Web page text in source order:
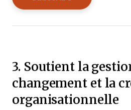
3. Soutient la
changement et la
organisationnelle